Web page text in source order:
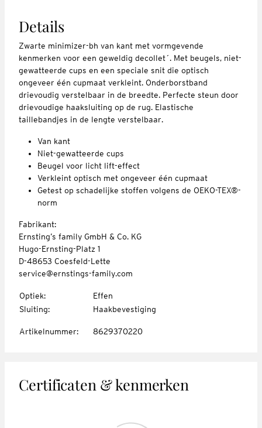
Details
Zwarte minimizer-bh van kant met vormgevende
kenmerken voor een geweldig decollet´. Met beugels, niet-
gewatteerde cups en een speciale snit die optisch
ongeveer één cupmaat verkleint. Onderborstband
drievoudig verstelbaar in de breedte. Perfecte steun door
drievoudige haaksluiting op de rug. Elastische
taillebandjes in de lengte verstelbaar.
Van kant
Niet-gewatteerde cups
Beugel voor licht lift-effect
Verkleint optisch met ongeveer één cupmaat
Getest op schadelijke stoffen volgens de OEKO-TEX®-
norm
Fabrikant:
Ernsting’s family GmbH & Co. KG
Hugo-Ernsting-Platz 1
D-48653 Coesfeld-Lette
service@ernstings-family.com
Optiek:
Effen
Sluiting: Haakbevestiging
Artikelnummer: 8629370220
Certificaten & kenmerken